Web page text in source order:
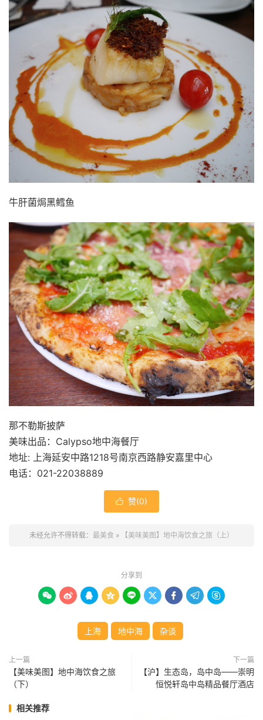
牛肝菌焗黑鳕鱼
那不勒斯披萨
美味出品：Calypso地中海餐厅
地址: 上海延安中路1218号南京西路静安嘉里中心
电话：021-22038889
 赞(0)
未经允许不得转载： 最美食 » 【美味美图】地中海饮食之旅（上）
分享到
        
上海 地中海 杂谈
上一篇
【美味美图】地中海饮食之旅
（下）
下一篇
【沪】生态岛，岛中岛——崇明
恒悦轩岛中岛精品餐厅酒店
相关推荐